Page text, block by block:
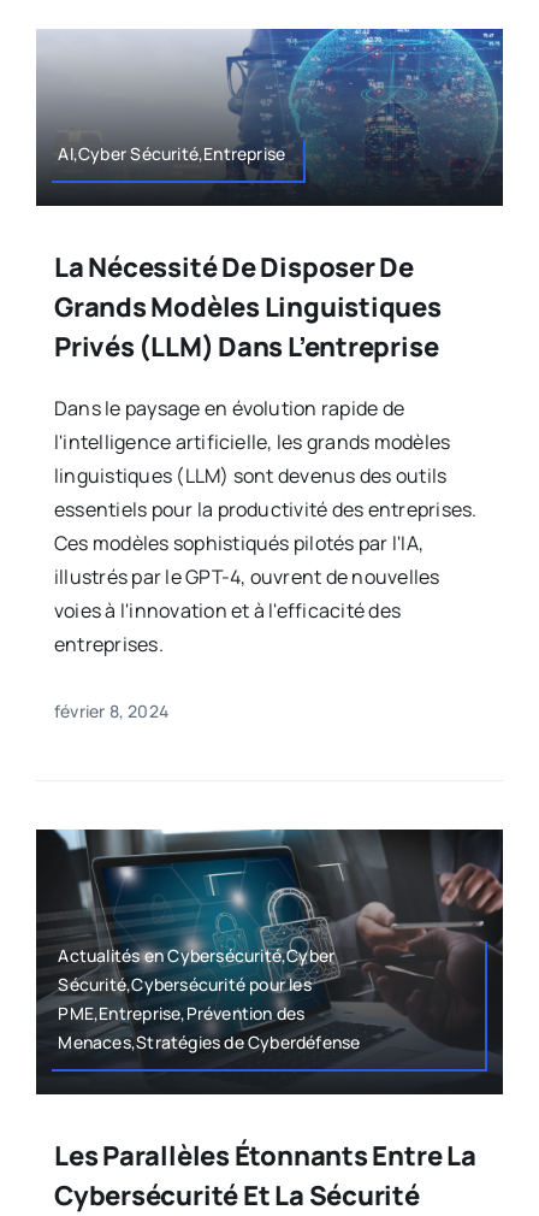
AI,Cyber Sécurité,Entreprise
La Nécessité De Disposer De
Grands Modèles Linguistiques
Privés (LLM) Dans L’entreprise
Dans le paysage en évolution rapide de
l'intelligence artificielle, les grands modèles
linguistiques (LLM) sont devenus des outils
essentiels pour la productivité des entreprises.
Ces modèles sophistiqués pilotés par l'IA,
illustrés par le GPT-4, ouvrent de nouvelles
voies à l'innovation et à l'efficacité des
entreprises.
février 8, 2024
Actualités en Cybersécurité,Cyber
Sécurité,Cybersécurité pour les
PME,Entreprise,Prévention des
Menaces,Stratégies de Cyberdéfense
Les Parallèles Étonnants Entre La
Cybersécurité Et La Sécurité